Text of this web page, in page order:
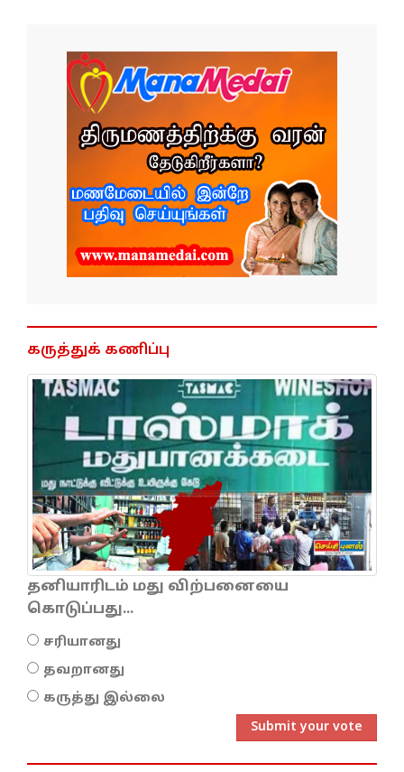
கருத்துக் கணிப்பு
தனியாரிடம் மது விற்பனையை
கொடுப்பது...
சரியானது
தவறானது
கருத்து இல்லை
Submit your vote